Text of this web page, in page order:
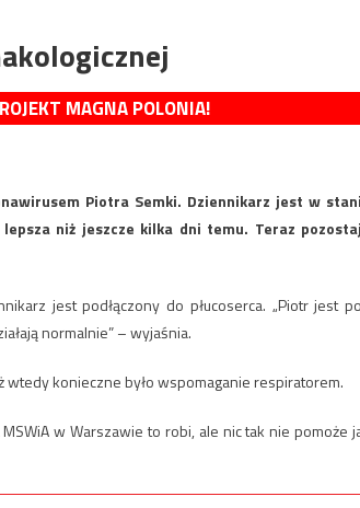
MAGNA POLONIA!
Piotra Semki. Dziennikarz jest w
niż jeszcze kilka dni temu. Teraz
jest podłączony do płucoserca. „Piotr jest
normalnie” – wyjaśnia.
wtedy konieczne było wspomaganie respiratorem.
w Warszawie to robi, ale nic tak nie pomoże